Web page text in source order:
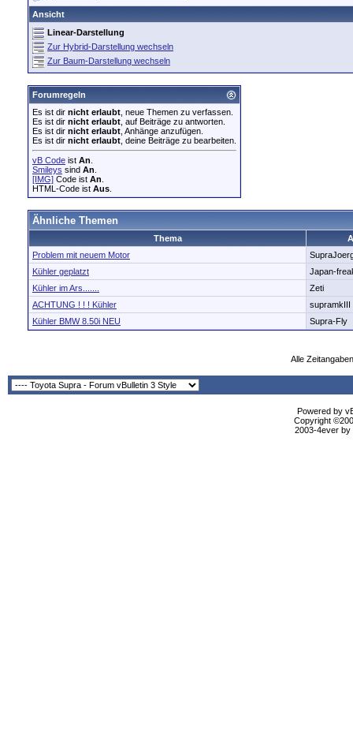
Ansicht
Linear-Darstellung
Zur Hybrid-Darstellung wechseln
Zur Baum-Darstellung wechseln
Forumregeln
Es ist dir nicht erlaubt , neue Themen zu verfassen.
Es ist dir nicht erlaubt , auf Beiträge zu antworten.
Es ist dir nicht erlaubt , Anhänge anzufügen.
Es ist dir nicht erlaubt , deine Beiträge zu bearbeiten.
vB Code ist An
Smileys sind An
[IMG] Code ist An
HTML-Code ist Aus
Ähnliche Themen
Thema
Problem mit neuem Motor
Kühler geplatzt
Japan-
Kühler im Ars.......
Zeti
ACHTUNG ! ! ! Kühler
supramkIII
Kühler BMW 8.50i NEU
Supra-Fly
Alle
Powered by
Copyright
2003-4ever by